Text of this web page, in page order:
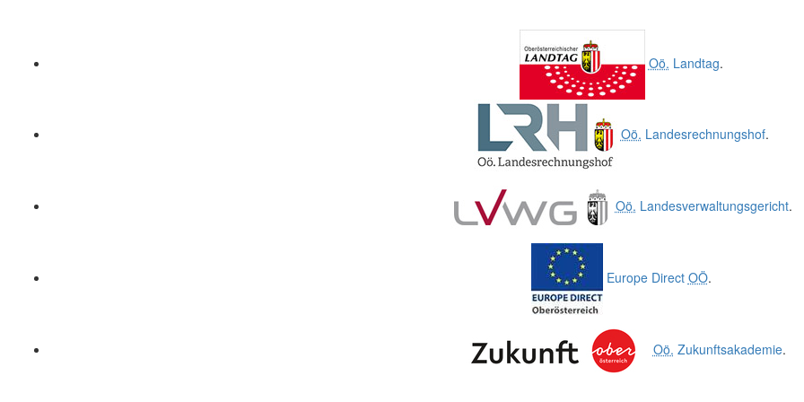
Oö. Landtag.
Oö. Landesrechnungshof.
Oö. Landesverwaltungsgericht.
Europe Direct OÖ.
Oö. Zukunftsakademie.